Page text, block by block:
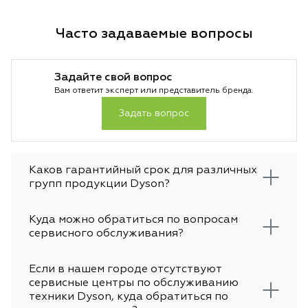
комплектации существуют, чем
производитель
температуры и
не просто
Часто задаваемые вопросы
Задайте свой вопрос
Вам ответит эксперт или представитель бренда.
Задать вопрос
Каков гарантийный срок для различных
групп продукции Dyson?
Куда можно обратиться по вопросам
сервисного обслуживания?
Если в нашем городе отсутствуют
сервисные центры по обслуживанию
техники Dyson, куда обратиться по